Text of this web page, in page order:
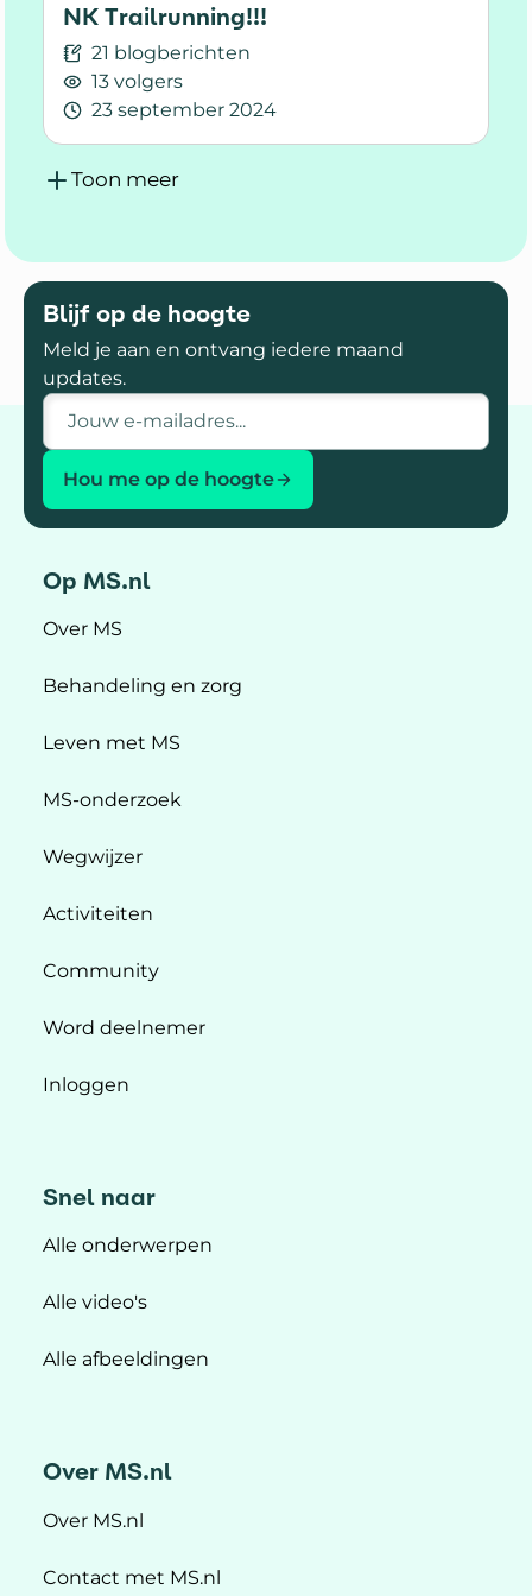
NK Trailrunning!!!
21 blogberichten
13 volgers
23 september 2024
Lees meer over NK Trailrunning!!!
Toon meer
Blijf op de hoogte
Meld je aan en ontvang iedere maand
updates.
E-mailadres
Hou me op de hoogte
Op MS.nl
Over MS
Behandeling en zorg
Leven met MS
MS-onderzoek
Wegwijzer
Activiteiten
Community
Word deelnemer
Inloggen
Snel naar
Alle onderwerpen
Alle video's
Alle afbeeldingen
Over MS.nl
Over MS.nl
Contact met MS.nl